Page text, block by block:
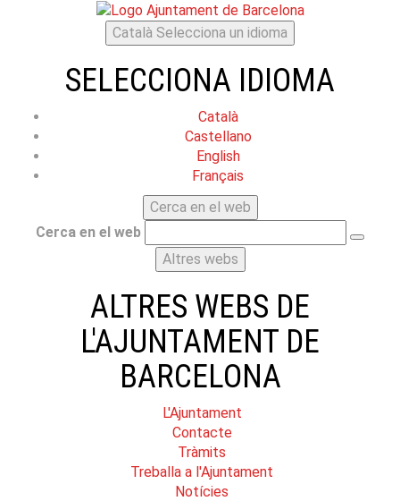
Català Selecciona un idioma
SELECCIONA IDIOMA
Català
Castellano
English
Français
Cerca en el web
Cerca en el web
Altres webs
ALTRES WEBS DE
L'AJUNTAMENT DE
BARCELONA
L'Ajuntament
Contacte
Tràmits
Treballa a l'Ajuntament
Notícies